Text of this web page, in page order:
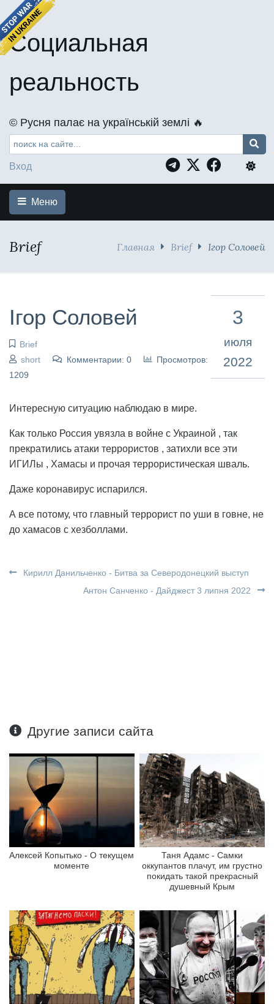
Социальная
реальность
©️ Русня палає на українській землі 🔥
Вход
Меню
Brief Главная Brief Ігор Соловей
Ігор Соловей
Brief
short
Комментарии: 0
Просмотров:
1209
3
июля
2022
Интересную ситуацию наблюдаю в мире.
Как только Россия увязла в войне с Украиной , так
прекратились атаки террористов , затихли все эти
ИГИЛы , Хамасы и прочая террористическая шваль.
Даже коронавирус испарился.
А все потому, что главный террорист по уши в говне, не
до хамасов с хезболлами.
Кирилл Данильченко - Битва за Северодонецкий выступ
Антон Санченко - Дайджест 3 липня 2022
Другие записи сайта
Алексей Копытько - О текущем
моменте
Таня Адамс - Самки
оккупантов плачут, им грустно
покидать такой прекрасный
душевный Крым